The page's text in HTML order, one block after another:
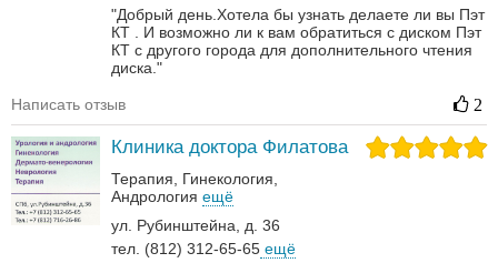
"Добрый день.Хотела бы узнать делаете ли вы Пэт
КТ . И возможно ли к вам обратиться с диском Пэт
КТ с другого города для дополнительного чтения
диска."
Написать отзыв 2
Клиника доктора Филатова
Терапия
Гинекология
Андрология‎ ещё
ул. Рубинштейна, д. 36
тел. (812) 312-65-65 ещё